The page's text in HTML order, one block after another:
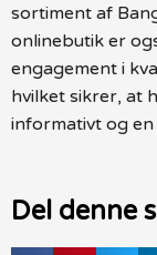
sortiment af
onlinebutik er
engagement i
hvilket sikrer, at
informativt og
Del denne